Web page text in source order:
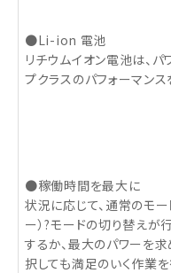
●Li-ion 電池
リチウムイオン電池は、パ
プクラスのパフォーマンス
●稼働時間を最大に
状況に応じて、通常のモー
ー）?モードの切り替えが
するか、最大のパワーを
択しても満足のいく作業を